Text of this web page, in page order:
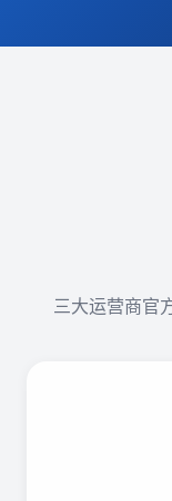
关于我们
三大运营商官